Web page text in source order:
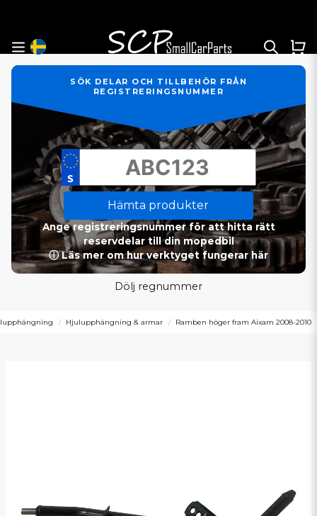
SÖK DELAR OCH TILLBEHÖR FRÅN
REGISTRERINGSNUMMER
Hämta produkter
Ange registreringsnummer för att hitta rätt
reservdelar till din mopedbil
ⓘ Läs mer om hur verktyget fungerar här
Dölj regnummer
Hjulupphängning & armar Ramben höger fram Aixam 2008-2010